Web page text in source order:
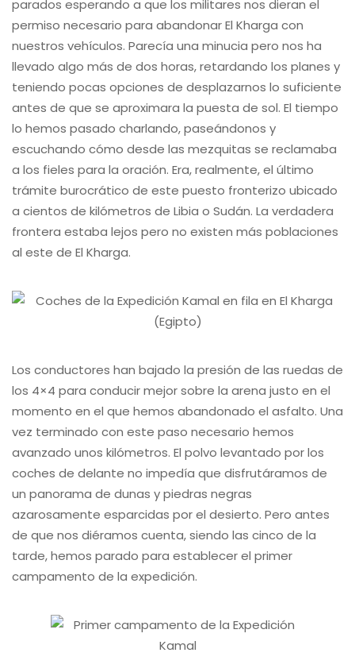
parados esperando a que los militares nos dieran el
permiso necesario para abandonar El Kharga con
nuestros vehículos. Parecía una minucia pero nos ha
llevado algo más de dos horas, retardando los planes y
teniendo pocas opciones de desplazarnos lo suficiente
antes de que se aproximara la puesta de sol. El tiempo
lo hemos pasado charlando, paseándonos y
escuchando cómo desde las mezquitas se reclamaba
a los fieles para la oración. Era, realmente, el último
trámite burocrático de este puesto fronterizo ubicado
a cientos de kilómetros de Libia o Sudán. La verdadera
frontera estaba lejos pero no existen más poblaciones
al este de El Kharga.
Los conductores han bajado la presión de las ruedas de
los 4×4 para conducir mejor sobre la arena justo en el
momento en el que hemos abandonado el asfalto. Una
vez terminado con este paso necesario hemos
avanzado unos kilómetros. El polvo levantado por los
coches de delante no impedía que disfrutáramos de
un panorama de dunas y piedras negras
azarosamente esparcidas por el desierto. Pero antes
de que nos diéramos cuenta, siendo las cinco de la
tarde, hemos parado para establecer el primer
campamento de la expedición.